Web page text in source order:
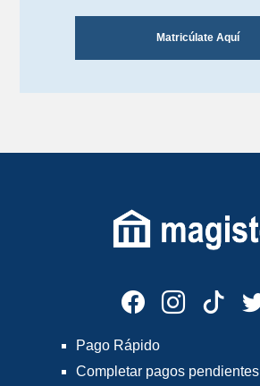
Matricúlate Aquí
Pago Rápido
Completar pagos pendientes